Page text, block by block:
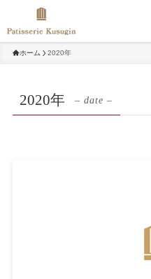
ホーム 2020年
2020年 – date –